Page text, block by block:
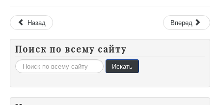
Назад Вперед
Поиск по всему сайту
Искать... Искать